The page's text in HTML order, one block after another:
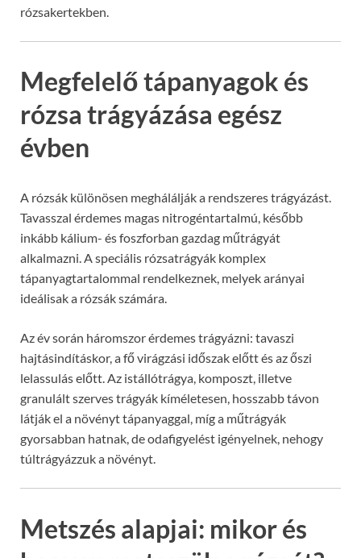
rózsakertekben.
Megfelelő tápanyagok és
rózsa trágyázása egész
évben
A rózsák különösen meghálálják a rendszeres trágyázást.
Tavasszal érdemes magas nitrogéntartalmú, később
inkább kálium- és foszforban gazdag műtrágyát
alkalmazni. A speciális rózsatrágyák komplex
tápanyagtartalommal rendelkeznek, melyek arányai
ideálisak a rózsák számára.
Az év során háromszor érdemes trágyázni: tavaszi
hajtásindításkor, a fő virágzási időszak előtt és az őszi
lelassulás előtt. Az istállótrágya, komposzt, illetve
granulált szerves trágyák kíméletesen, hosszabb távon
látják el a növényt tápanyaggal, míg a műtrágyák
gyorsabban hatnak, de odafigyelést igényelnek, nehogy
túltrágyázzuk a növényt.
Metszés alapjai: mikor és